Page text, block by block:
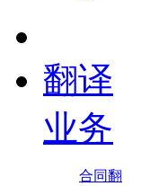
翻译
业务
合同翻